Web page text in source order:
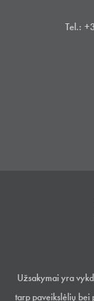
Tel.:
Užsakymai yra
tarp paveikslėlių bei